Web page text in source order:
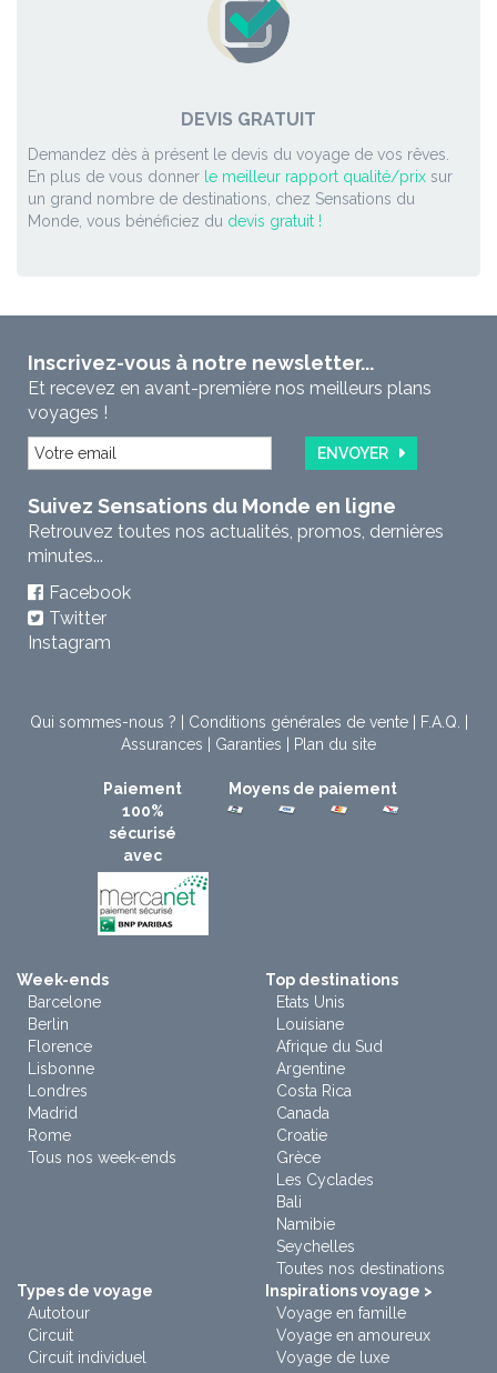
DEVIS GRATUIT
Demandez dès à présent le devis du voyage de vos rêves.
En plus de vous donner le meilleur rapport qualité/prix sur
un grand nombre de destinations, chez Sensations du
Monde, vous bénéficiez du devis gratuit !
Inscrivez-vous à notre newsletter...
Et recevez en avant-première nos meilleurs plans
voyages !
ENVOYER
Suivez Sensations du Monde en ligne
Retrouvez toutes nos actualités, promos, dernières
minutes...
Facebook
Twitter
Instagram
Qui sommes-nous ? Conditions générales de vente| F.A.Q.
Assurances
Garanties Plan du site
Paiement
100%
sécurisé
avec
Moyens de paiement
Week-ends
Barcelone
Berlin
Florence
Lisbonne
Londres
Madrid
Rome
Tous nos week-ends
Top destinations
Etats Unis
Louisiane
Afrique du Sud
Argentine
Costa Rica
Canada
Croatie
Grèce
Les Cyclades
Bali
Namibie
Seychelles
Toutes nos destinations
Types de voyage
Autotour
Circuit
Circuit individuel
Inspirations voyage >
Voyage en famille
Voyage en amoureux
Voyage de luxe